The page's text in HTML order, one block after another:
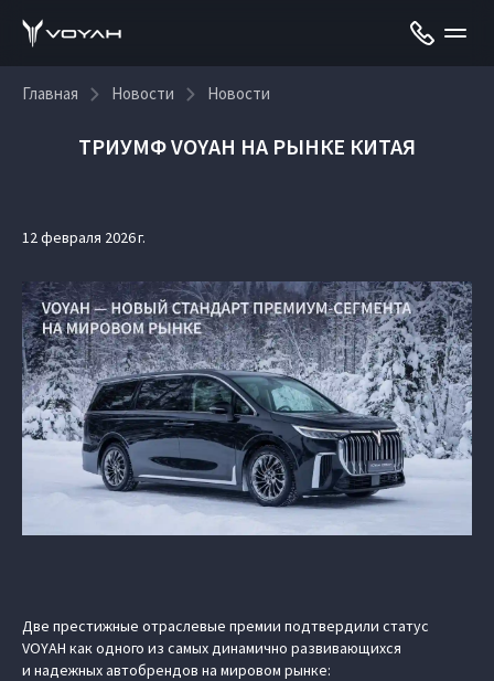
Главная Новости Новости
ТРИУМФ VOYAH НА РЫНКЕ КИТАЯ
12 февраля 2026 г.
Две престижные отраслевые премии подтвердили статус
VOYAH как одного из самых динамично развивающихся
и надежных автобрендов на мировом рынке: